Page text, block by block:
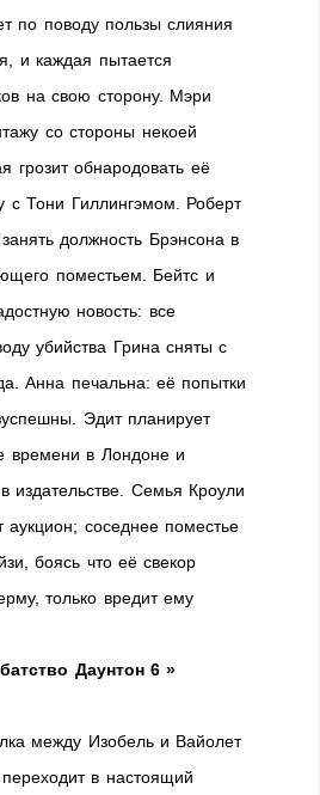
по поводу пользы слияния
и каждая пытается
на свою сторону. Мэри
со стороны некоей
грозит обнародовать её
с Тони Гиллингэмом. Роберт
должность Брэнсона в
поместьем. Бейтс и
новость: все
убийства Грина сняты с
Анна печальна: её попытки
Эдит планирует
времени в Лондоне и
издательстве. Семья Кроули
соседнее поместье
боясь что её свекор
только вредит ему
Даунтон 6 »
между Изобель и Вайолет
переходит в настоящий